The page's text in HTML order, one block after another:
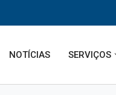
NOTÍCIAS SERVIÇOS